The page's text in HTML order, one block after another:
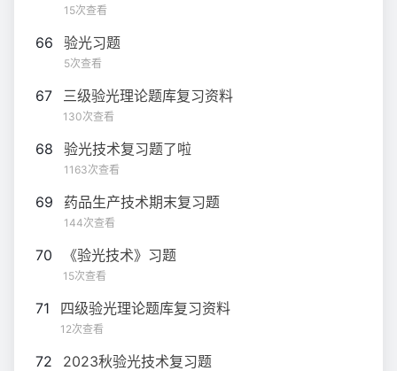
15次查看
66 验光习题
5次查看
67 三级验光理论题库复习资料
130次查看
68 验光技术复习题了啦
1163次查看
69 药品生产技术期末复习题
144次查看
70 《验光技术》习题
15次查看
71 四级验光理论题库复习资料
12次查看
72 2023秋验光技术复习题